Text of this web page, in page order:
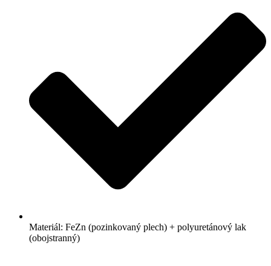
Materiál: FeZn (pozinkovaný plech) + polyuretánový lak
(obojstranný)